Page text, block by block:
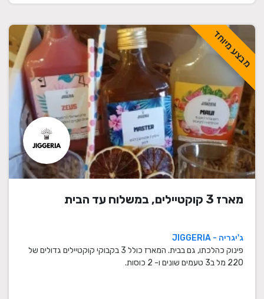
מבצע מיוחד
מארז 3 קוקטיילים, במשלוח עד הבית
ג'יגריה - JIGGERIA
פינוק כהלכתו, גם בבית. המארז כולל 3 בקבוקי קוקטיילים גדולים של
220 מל ב3 טעמים שונים ו- 2 כוסות.